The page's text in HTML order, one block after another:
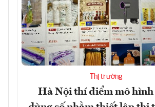
Thị trường
Hà Nội thí điểm mô